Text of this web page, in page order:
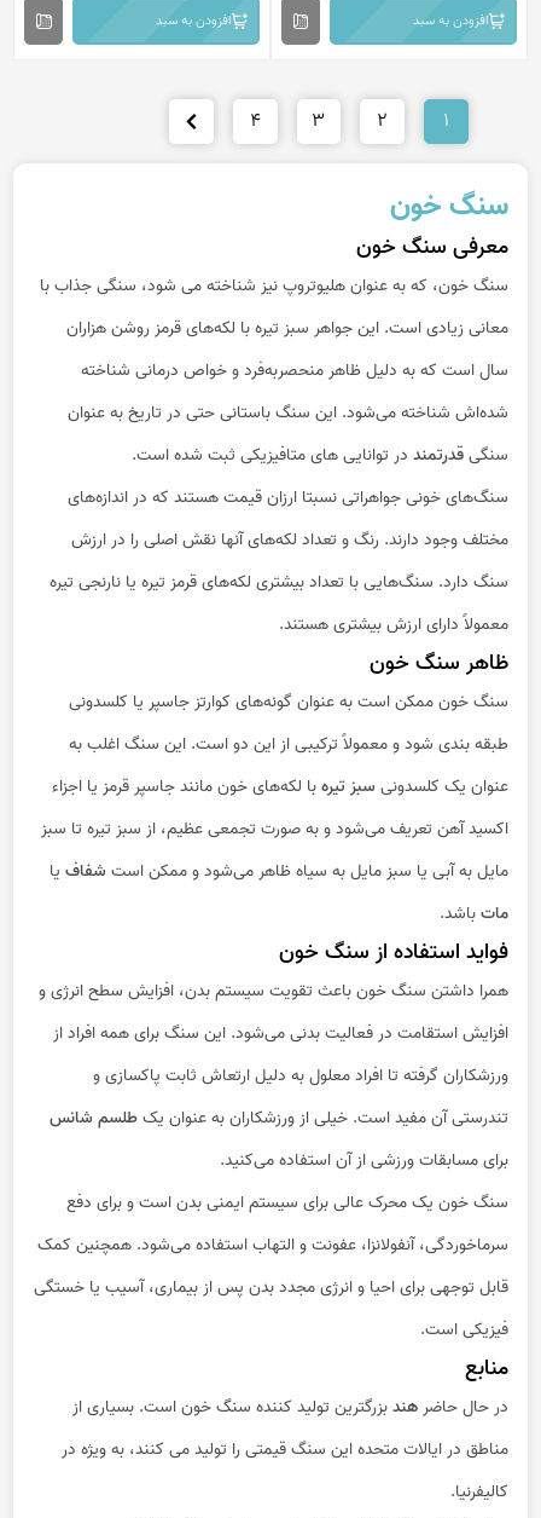
افزودن به سبد افزودن به سبد
1
2
3
4
سنگ خون
معرفی سنگ خون
سنگ خون، که به عنوان هلیوتروپ نیز شناخته می شود، سنگی جذاب با
معانی زیادی است. این جواهر سبز تیره با لکه‌های قرمز روشن هزاران
سال است که به دلیل ظاهر منحصربه‌فرد و خواص درمانی شناخته
شده‌اش شناخته می‌شود. این سنگ باستانی حتی در تاریخ به عنوان
سنگیقدرتمند در توانایی های متافیزیکی ثبت شده است.
سنگ‌های خونی جواهراتی نسبتا ارزان قیمت هستند که در اندازه‌های
مختلف وجود دارند. رنگ و تعداد لکه‌های آنها نقش اصلی را در ارزش
سنگ دارد. سنگ‌هایی با تعداد بیشتری لکه‌های قرمز تیره یا نارنجی تیره
معمولاً دارای ارزش بیشتری هستند.
ظاهر سنگ خون
سنگ خون ممکن است به عنوان گونه‌های کوارتز جاسپر یا کلسدونی
طبقه بندی شود و معمولاً ترکیبی از این دو است. این سنگ اغلب به
عنوان یک کلسدونی سبز تیرهبا لکه‌های خون مانند جاسپر قرمز یا اجزاء
اکسید آهن تعریف می‌شود و به صورت تجمعی عظیم، از سبز تیره تا سبز
مایل به آبی یا سبز مایل به سیاه ظاهر می‌شود و ممکن است شفاف یا
ماتباشد.
فواید استفاده از سنگ خون
همرا داشتن سنگ خون باعث تقویت سیستم بدن، افزایش سطح انرژی و
افزایش استقامت در فعالیت بدنی می‌شود. این سنگ برای همه افراد از
ورزشکاران گرفته تا افراد معلول به دلیل ارتعاش ثابت پاکسازی و
تندرستی آن مفید است. خیلی از ورزشکاران به عنوان یکطلسم شانس
برای مسابقات ورزشی از آن استفاده می‌کنید.
سنگ خون یک محرک عالی برای سیستم ایمنی بدن است و برای دفع
سرماخوردگی، آنفولانزا، عفونت و التهاب استفاده می‌شود. همچنین کمک
قابل توجهی برای احیا و انرژی مجدد بدن پس از بیماری، آسیب یا خستگی
فیزیکی است.
منابع
در حال حاضرهندبزرگترین تولید کننده سنگ خون است. بسیاری از
مناطق در ایالات متحده این سنگ قیمتی را تولید می کنند، به ویژه در
کالیفرنیا.